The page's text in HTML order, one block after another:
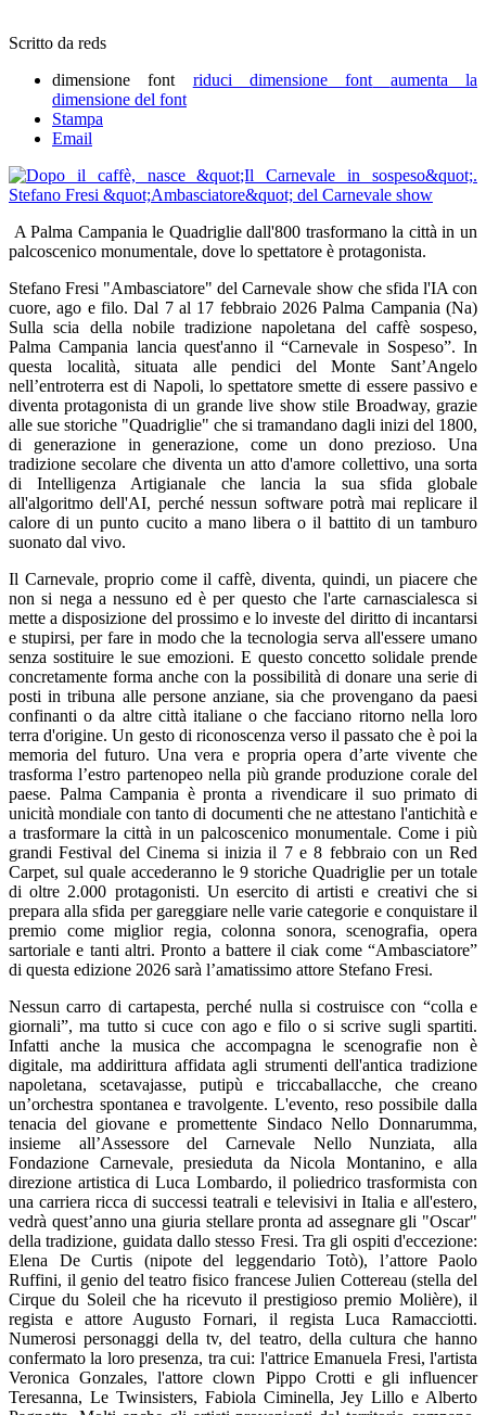
Scritto da reds
dimensione font
riduci dimensione font
aumenta la
dimensione del font
Stampa
Email
A Palma Campania le Quadriglie dall'800 trasformano la città in un
palcoscenico monumentale, dove lo spettatore è protagonista.
Stefano Fresi "Ambasciatore" del Carnevale show che sfida l'IA con
cuore, ago e filo. Dal 7 al 17 febbraio 2026 Palma Campania (Na)
Sulla scia della nobile tradizione napoletana del caffè sospeso,
Palma Campania lancia quest'anno il “Carnevale in Sospeso”. In
questa località, situata alle pendici del Monte Sant’Angelo
nell’entroterra est di Napoli, lo spettatore smette di essere passivo e
diventa protagonista di un grande live show stile Broadway, grazie
alle sue storiche "Quadriglie" che si tramandano dagli inizi del 1800,
di generazione in generazione, come un dono prezioso. Una
tradizione secolare che diventa un atto d'amore collettivo, una sorta
di Intelligenza Artigianale che lancia la sua sfida globale
all'algoritmo dell'AI, perché nessun software potrà mai replicare il
calore di un punto cucito a mano libera o il battito di un tamburo
suonato dal vivo.
Il Carnevale, proprio come il caffè, diventa, quindi, un piacere che
non si nega a nessuno ed è per questo che l'arte carnascialesca si
mette a disposizione del prossimo e lo investe del diritto di incantarsi
e stupirsi, per fare in modo che la tecnologia serva all'essere umano
senza sostituire le sue emozioni. E questo concetto solidale prende
concretamente forma anche con la possibilità di donare una serie di
posti in tribuna alle persone anziane, sia che provengano da paesi
confinanti o da altre città italiane o che facciano ritorno nella loro
terra d'origine. Un gesto di riconoscenza verso il passato che è poi la
memoria del futuro. Una vera e propria opera d’arte vivente che
trasforma l’estro partenopeo nella più grande produzione corale del
paese. Palma Campania è pronta a rivendicare il suo primato di
unicità mondiale con tanto di documenti che ne attestano l'antichità e
a trasformare la città in un palcoscenico monumentale. Come i più
grandi Festival del Cinema si inizia il 7 e 8 febbraio con un Red
Carpet, sul quale accederanno le 9 storiche Quadriglie per un totale
di oltre 2.000 protagonisti. Un esercito di artisti e creativi che si
prepara alla sfida per gareggiare nelle varie categorie e conquistare il
premio come miglior regia, colonna sonora, scenografia, opera
sartoriale e tanti altri. Pronto a battere il ciak come “Ambasciatore”
di questa edizione 2026 sarà l’amatissimo attore Stefano Fresi.
Nessun carro di cartapesta, perché nulla si costruisce con “colla e
giornali”, ma tutto si cuce con ago e filo o si scrive sugli spartiti.
Infatti anche la musica che accompagna le scenografie non è
digitale, ma addirittura affidata agli strumenti dell'antica tradizione
napoletana, scetavajasse, putipù e triccaballacche, che creano
un’orchestra spontanea e travolgente. L'evento, reso possibile dalla
tenacia del giovane e promettente Sindaco Nello Donnarumma,
insieme all’Assessore del Carnevale Nello Nunziata, alla
Fondazione Carnevale, presieduta da Nicola Montanino, e alla
direzione artistica di Luca Lombardo, il poliedrico trasformista con
una carriera ricca di successi teatrali e televisivi in Italia e all'estero,
vedrà quest’anno una giuria stellare pronta ad assegnare gli "Oscar"
della tradizione, guidata dallo stesso Fresi. Tra gli ospiti d'eccezione:
Elena De Curtis (nipote del leggendario Totò), l’attore Paolo
Ruffini, il genio del teatro fisico francese Julien Cottereau (stella del
Cirque du Soleil che ha ricevuto il prestigioso premio Molière), il
regista e attore Augusto Fornari, il regista Luca Ramacciotti.
Numerosi personaggi della tv, del teatro, della cultura che hanno
confermato la loro presenza, tra cui: l'attrice Emanuela Fresi, l'artista
Veronica Gonzales, l'attore clown Pippo Crotti e gli influencer
Teresanna, Le Twinsisters, Fabiola Ciminella, Jey Lillo e Alberto